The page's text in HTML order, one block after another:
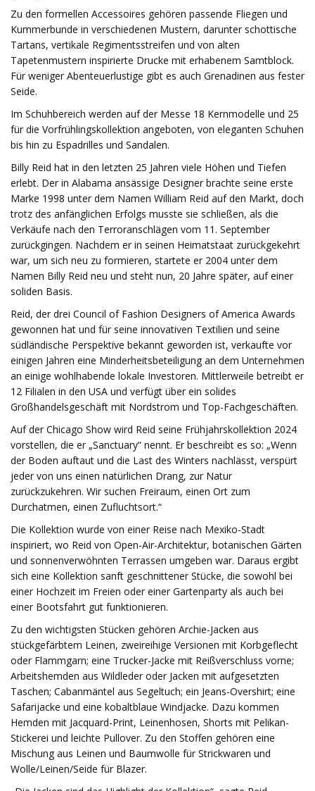
Zu den formellen Accessoires gehören passende Fliegen und
Kummerbunde in verschiedenen Mustern, darunter schottische
Tartans, vertikale Regimentsstreifen und von alten
Tapetenmustern inspirierte Drucke mit erhabenem Samtblock.
Für weniger Abenteuerlustige gibt es auch Grenadinen aus fester
Seide.
Im Schuhbereich werden auf der Messe 18 Kernmodelle und 25
für die Vorfrühlingskollektion angeboten, von eleganten Schuhen
bis hin zu Espadrilles und Sandalen.
Billy Reid hat in den letzten 25 Jahren viele Höhen und Tiefen
erlebt. Der in Alabama ansässige Designer brachte seine erste
Marke 1998 unter dem Namen William Reid auf den Markt, doch
trotz des anfänglichen Erfolgs musste sie schließen, als die
Verkäufe nach den Terroranschlägen vom 11. September
zurückgingen. Nachdem er in seinen Heimatstaat zurückgekehrt
war, um sich neu zu formieren, startete er 2004 unter dem
Namen Billy Reid neu und steht nun, 20 Jahre später, auf einer
soliden Basis.
Reid, der drei Council of Fashion Designers of America Awards
gewonnen hat und für seine innovativen Textilien und seine
südländische Perspektive bekannt geworden ist, verkaufte vor
einigen Jahren eine Minderheitsbeteiligung an dem Unternehmen
an einige wohlhabende lokale Investoren. Mittlerweile betreibt er
12 Filialen in den USA und verfügt über ein solides
Großhandelsgeschäft mit Nordstrom und Top-Fachgeschäften.
Auf der Chicago Show wird Reid seine Frühjahrskollektion 2024
vorstellen, die er „Sanctuary“ nennt. Er beschreibt es so: „Wenn
der Boden auftaut und die Last des Winters nachlässt, verspürt
jeder von uns einen natürlichen Drang, zur Natur
zurückzukehren. Wir suchen Freiraum, einen Ort zum
Durchatmen, einen Zufluchtsort.“
Die Kollektion wurde von einer Reise nach Mexiko-Stadt
inspiriert, wo Reid von Open-Air-Architektur, botanischen Gärten
und sonnenverwöhnten Terrassen umgeben war. Daraus ergibt
sich eine Kollektion sanft geschnittener Stücke, die sowohl bei
einer Hochzeit im Freien oder einer Gartenparty als auch bei
einer Bootsfahrt gut funktionieren.
Zu den wichtigsten Stücken gehören Archie-Jacken aus
stückgefärbtem Leinen, zweireihige Versionen mit Korbgeflecht
oder Flammgarn; eine Trucker-Jacke mit Reißverschluss vorne;
Arbeitshemden aus Wildleder oder Jacken mit aufgesetzten
Taschen; Cabanmäntel aus Segeltuch; ein Jeans-Overshirt; eine
Safarijacke und eine kobaltblaue Windjacke. Dazu kommen
Hemden mit Jacquard-Print, Leinenhosen, Shorts mit Pelikan-
Stickerei und leichte Pullover. Zu den Stoffen gehören eine
Mischung aus Leinen und Baumwolle für Strickwaren und
Wolle/Leinen/Seide für Blazer.